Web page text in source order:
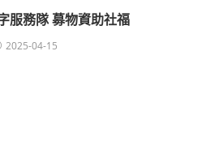
服務隊 募物資助社福
2025-04-15